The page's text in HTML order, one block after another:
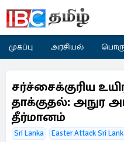
முகப்பு அரசியல்
சர்ச்சைக்குரிய
தாக்குதல்: அநுர
தீர்மானம்
Sri Lanka Easter Attack Sri